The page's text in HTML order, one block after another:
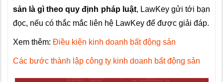
sản là gì theo quy định pháp luật, LawKey gửi tới bạn
đọc, nếu có thắc mắc liên hệ LawKey để được giải đáp.
Xem thêm: Điều kiện kinh doanh bất động sản
Các bước thành lập công ty kinh doanh bất động sản